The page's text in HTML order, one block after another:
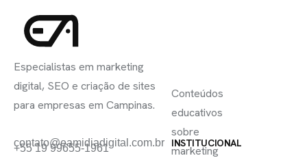
Especialistas em marketing
digital, SEO e criação de sites
para empresas em Campinas.
contato@eamidiadigital.com.br
+55 19 99655-1961 INSTITUCIONAL
Conteúdos
educativos
sobre
marketing